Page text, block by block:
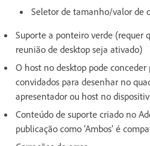
Seletor de tamanho/valor de
Suporte a ponteiro verde (requer
reunião de desktop seja ativado)
O host no desktop pode
convidados para desenhar no
apresentador ou host no
Conteúdo de suporte criado no
publicação como ‘Ambos’ é